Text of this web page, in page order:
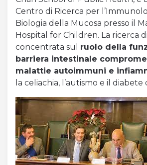
Centro di Ricerca per
Biologia della Mucosa presso il
Hospital for Children. La ricerca
concentrata sul ruolo della
barriera intestinale
malattie autoimmuni e
la celiachia, l’autismo e il diabete